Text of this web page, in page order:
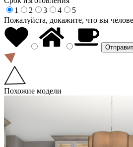
1
2 3 4
5
Пожалуйста, докажите, что вы
Похожие модели